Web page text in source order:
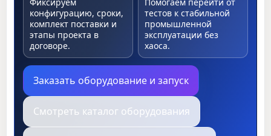
Фиксируем
конфигурацию, сроки,
комплект поставки и
этапы проекта в
договоре.
Помогаем перейти от
тестов к стабильной
промышленной
эксплуатации без
хаоса.
Заказать оборудование и запуск
Смотреть каталог оборудования